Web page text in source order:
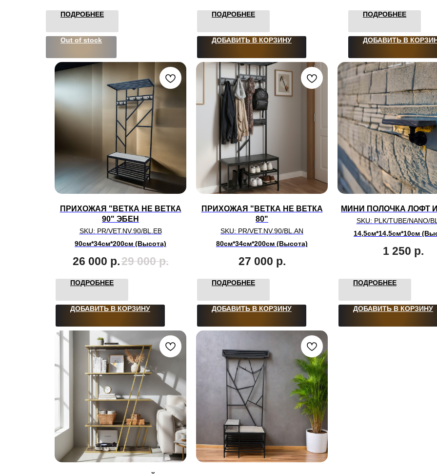
ПОДРОБНЕЕ
Out of stock
ПОДРОБНЕЕ
ДОБАВИТЬ В КОРЗИНУ
ПОДРОБНЕЕ
ДОБАВИТЬ В
ПРИХОЖАЯ "ВЕТКА НЕ ВЕТКА
90" ЭБЕН
SKU: PR/VET.NV.90/BL.EB
90см*34см*200см (Высота)
26 000 р.29 000 р.
ПОДРОБНЕЕ
ДОБАВИТЬ В КОРЗИНУ
ПРИХОЖАЯ "ВЕТКА НЕ ВЕТКА
80"
SKU: PR/VET.NV.90/BL.AN
80см*34см*200см (Высота)
27 000 р.
ПОДРОБНЕЕ
ДОБАВИТЬ В КОРЗИНУ
МИНИ ПОЛОЧКА ЛОФТ
SKU: PLK/TUBE/NANO/
14,5см*14,5см*10см
1 250 р.
ПОДРОБНЕЕ
ДОБАВИТЬ В КОРЗИНУ